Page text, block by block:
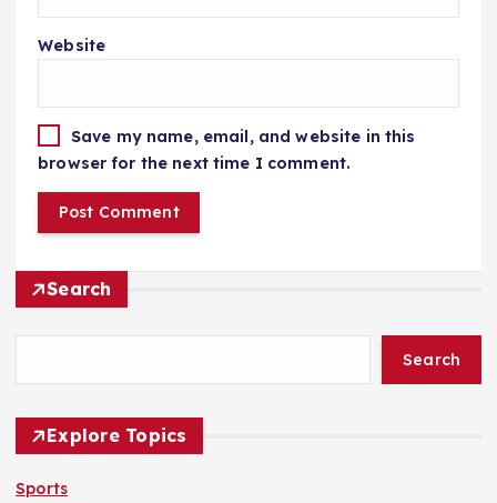
Website
Save my name, email, and website in this
browser for the next time I comment.
Search
Search
Explore Topics
Sports